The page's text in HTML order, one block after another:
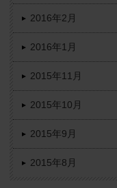
2016年2月
2016年1月
2015年11月
2015年10月
2015年9月
2015年8月